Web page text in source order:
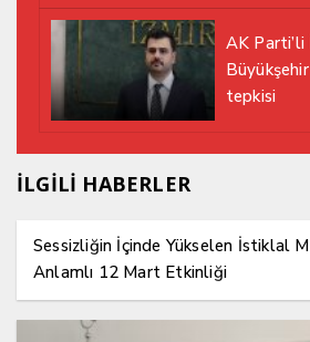
AK Parti’li
tepkisi
İLGİLİ HABERLER
Sessizliğin İçinde Yükselen İstiklal
Anlamlı 12 Mart Etkinliği